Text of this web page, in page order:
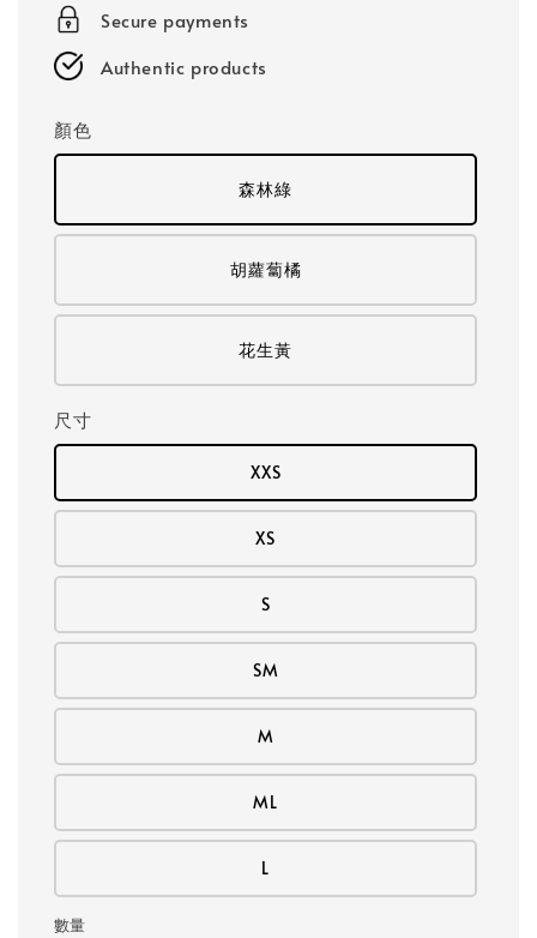
Secure payments
Authentic products
顏色
森林綠
胡蘿蔔橘
花生黃
尺寸
XXS
XS
S
SM
M
ML
L
數量